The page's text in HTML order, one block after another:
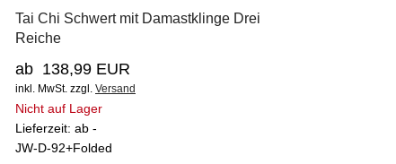
Tai Chi Schwert mit Damastklinge Drei
Reiche
ab 138,99 EUR
inkl. MwSt. zzgl. Versand
Nicht auf Lager
Lieferzeit: ab -
JW-D-92+Folded